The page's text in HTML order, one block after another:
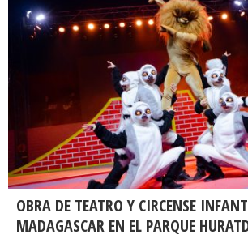
OBRA DE TEATRO Y CIRCENSE
MADAGASCAR EN EL PARQUE